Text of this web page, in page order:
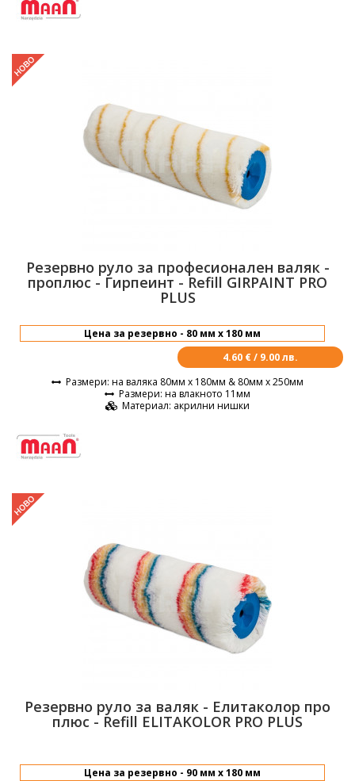
Резервно руло за професионален валяк -
проплюс - Гирпеинт - Refill GIRPAINT PRO
PLUS
4.60 € / 9.00 лв.
Размери: на валяка 80мм х 180мм & 80мм х 250мм
Размери: на влакното 11мм
Материал: акрилни нишки
Резервно руло за валяк - Елитаколор про
плюс - Refill ELITAKOLOR PRO PLUS